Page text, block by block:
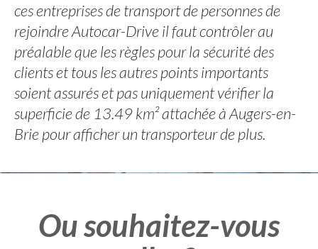
ces entreprises de transport de personnes de
rejoindre Autocar-Drive il faut contrôler au
préalable que les règles pour la sécurité des
clients et tous les autres points importants
soient assurés et pas uniquement vérifier la
superficie de 13.49 km² attachée à Augers-en-
Brie pour afficher un transporteur de plus.
Ou souhaitez-vous